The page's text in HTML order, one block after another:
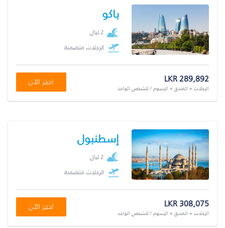
باكو
2 ليال
الرحلات متضمنة
LKR 289,892
الرحلات + الفندق + الرسوم / للشخص الواحد
احجز الآن
إسطنبول
2 ليال
الرحلات متضمنة
LKR 308,075
الرحلات + الفندق + الرسوم / للشخص الواحد
احجز الآن